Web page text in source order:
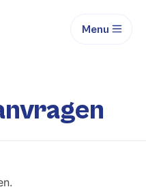
Menu